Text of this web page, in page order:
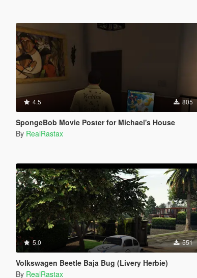
4.5 805
SpongeBob Movie Poster for Michael's House
By RealRastax
5.0 551
Volkswagen Beetle Baja Bug (Livery Herbie)
By RealRastax